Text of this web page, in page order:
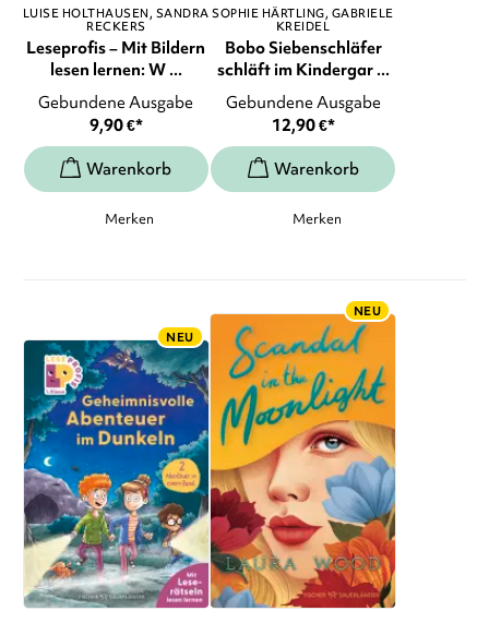
LUISE HOLTHAUSEN SANDRA
RECKERS
Leseprofis – Mit Bildern
lesen lernen: W ...
Gebundene Ausgabe
9,90€*
Merken
SOPHIE HÄRTLING GABRIELE
KREIDEL
Bobo Siebenschläfer
schläft im Kindergar ...
Gebundene Ausgabe
12,90€*
Merken
NEU
NEU